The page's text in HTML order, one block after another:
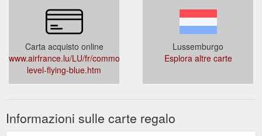
Carta acquisto online
www.airfrance.lu/LU/fr/common/voyageurfrequent/flyingblue/change-
level-flying-blue.htm
Lussemburgo
Esplora altre carte
Informazioni sulle carte regalo